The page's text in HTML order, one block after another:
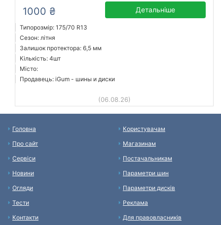
1000 ₴ Детальніше
Типорозмір: 175/70 R13
Сезон: літня
Залишок протектора: 6,5 мм
Кількість: 4шт
Місто:
Продавець: iGum - шины и диски
(06.08.26)
Головна
Про сайт
Сервіси
Новини
Огляди
Тести
Контакти
Користувачам
Магазинам
Постачальникам
Параметри шин
Параметри дисків
Реклама
Для правовласників